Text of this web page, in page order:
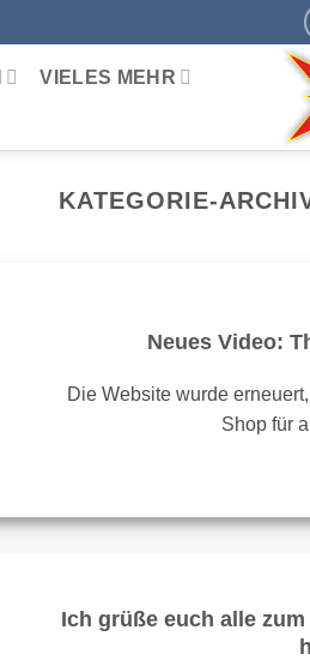
VIELES MEHR
KATEGORIE-
Neues Video:
Die Website wurde
Shop für
Ich grüße euch alle